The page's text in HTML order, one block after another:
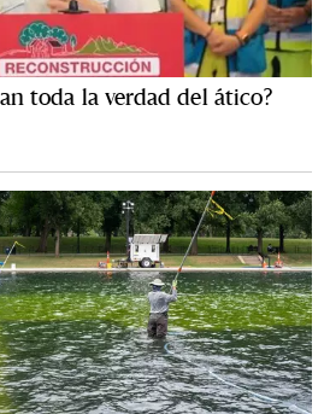
toda la verdad del ático?